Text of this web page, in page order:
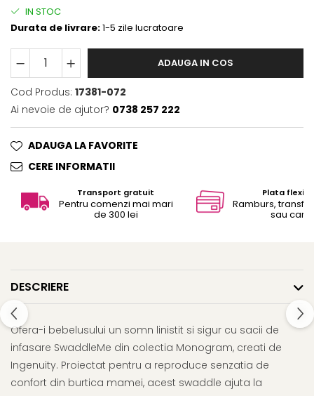
IN STOC
Durata de livrare:1-5 zile lucratoare
ADAUGA IN COS
Cod Produs: 17381-072
Ai nevoie de ajutor? 0738 257 222
ADAUGA LA FAVORITE
CERE INFORMATII
Transport gratuit
Pentru comenzi mai mari
de 300 lei
Plata
Ramburs,
sau card
DESCRIERE
Ofera-i bebelusului un somn linistit si sigur cu sacii de
infasare SwaddleMe din colectia Monogram, creati de
Ingenuity. Proiectat pentru a reproduce senzatia de
confort din burtica mamei, acest swaddle ajuta la